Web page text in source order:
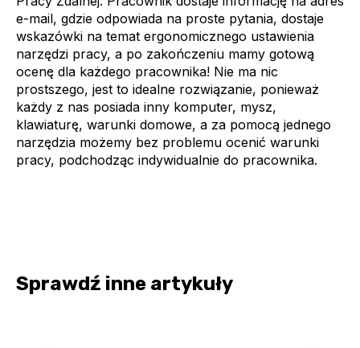
e-mail, gdzie odpowiada na proste pytania, dostaje
wskazówki na temat ergonomicznego ustawienia
narzędzi pracy, a po zakończeniu mamy gotową
ocenę dla każdego pracownika! Nie ma nic
prostszego, jest to idealne rozwiązanie, ponieważ
każdy z nas posiada inny komputer, mysz,
klawiaturę, warunki domowe, a za pomocą jednego
narzędzia możemy bez problemu ocenić warunki
pracy, podchodząc indywidualnie do pracownika.
Sprawdź inne artykuły